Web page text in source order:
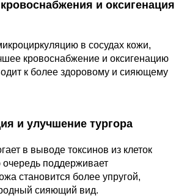
и оксигенация
в сосудах кожи,
кровоснабжение и оксигенацию
к более здоровому и сияющему
и улучшение тургора
в выводе токсинов из клеток
очередь поддерживает
становится более упругой,
сияющий вид.